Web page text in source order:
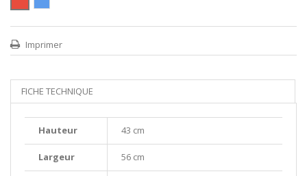
Imprimer
FICHE TECHNIQUE
Hauteur 43 cm
Largeur 56 cm